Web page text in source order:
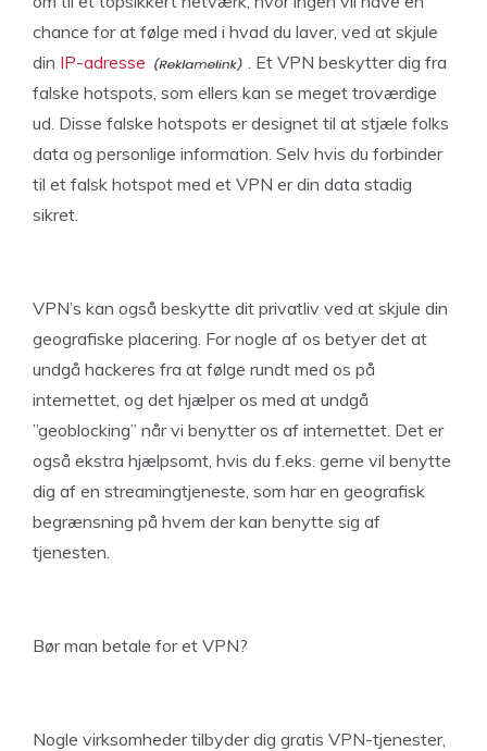
chance for at følge med i hvad du laver, ved at skjule
din IP-adresse
. Et VPN beskytter dig fra
falske hotspots, som ellers kan se meget troværdige
ud. Disse falske hotspots er designet til at stjæle folks
data og personlige information. Selv hvis du forbinder
til et falsk hotspot med et VPN er din data stadig
sikret.
VPN’s kan også beskytte dit privatliv ved at skjule din
geografiske placering. For nogle af os betyer det at
undgå hackeres fra at følge rundt med os på
internettet, og det hjælper os med at undgå
”geoblocking” når vi benytter os af internettet. Det er
også ekstra hjælpsomt, hvis du f.eks. gerne vil benytte
dig af en streamingtjeneste, som har en geografisk
begrænsning på hvem der kan benytte sig af
tjenesten.
Bør man betale for et VPN?
Nogle virksomheder tilbyder dig gratis VPN-tjenester,